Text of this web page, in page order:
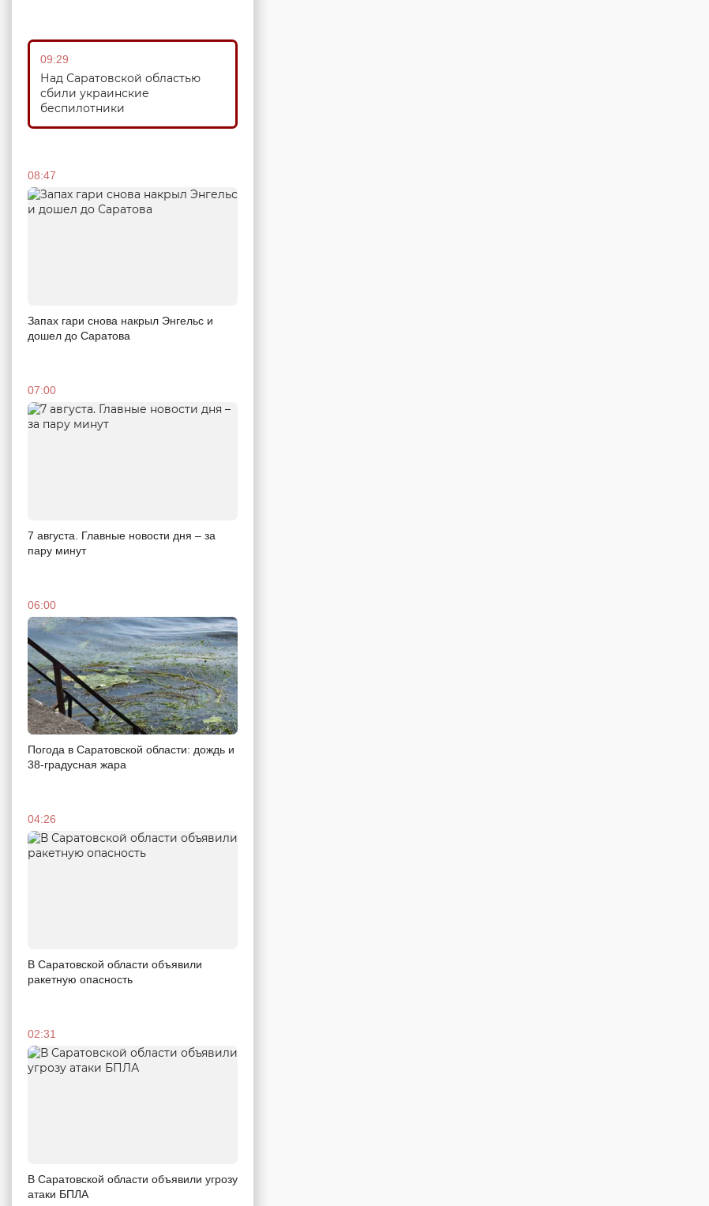
09:29
Над Саратовской областью
сбили украинские
беспилотники
08:47
Запах гари снова накрыл Энгельс и
дошел до Саратова
07:00
7 августа. Главные новости дня – за
пару минут
06:00
Погода в Саратовской области: дождь и
38-градусная жара
04:26
В Саратовской области объявили
ракетную опасность
02:31
В Саратовской области объявили угрозу
атаки БПЛА